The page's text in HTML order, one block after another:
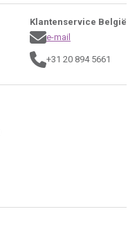
Klantenservice België
e-mail
+31 20 894 5661